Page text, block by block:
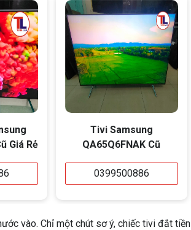
Giá Rẻ
Tivi Samsung
QA65Q6FNAK Cũ
0399500886
vào. Chỉ một chút sơ ý, chiếc tivi đắt tiền